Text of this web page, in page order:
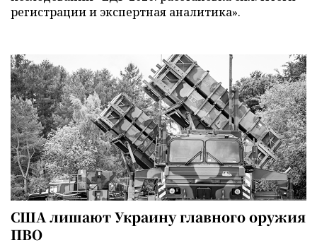
регистрации и экспертная аналитика».
США лишают Украину главного оружия
ПВО